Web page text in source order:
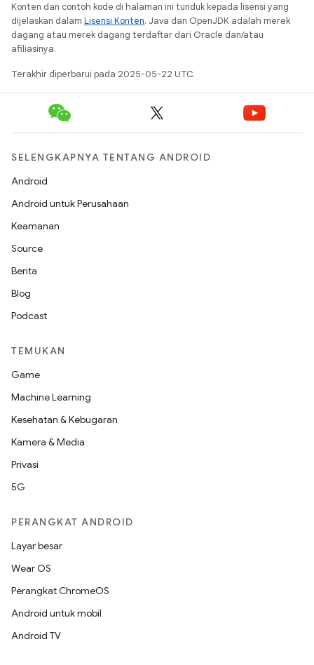
Konten dan contoh kode di halaman ini tunduk kepada lisensi yang
dijelaskan dalam Lisensi Konten. Java dan OpenJDK adalah merek
dagang atau merek dagang terdaftar dari Oracle dan/atau
afiliasinya.
Terakhir diperbarui pada 2025-05-22 UTC.
SELENGKAPNYA TENTANG ANDROID
Android
Android untuk Perusahaan
Keamanan
Source
Berita
Blog
Podcast
TEMUKAN
Game
Machine Learning
Kesehatan & Kebugaran
Kamera & Media
Privasi
5G
PERANGKAT ANDROID
Layar besar
Wear OS
Perangkat ChromeOS
Android untuk mobil
Android TV